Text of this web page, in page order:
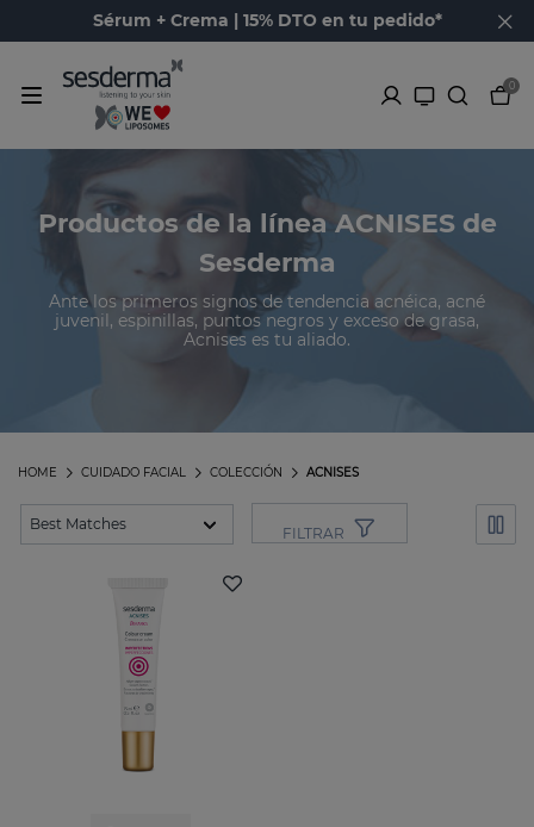
Sérum + Crema | 15% DTO en tu pedido*
0
Productos de la línea ACNISES de
Sesderma
Ante los primeros signos de tendencia acnéica, acné
juvenil, espinillas, puntos negros y exceso de grasa,
Acnises es tu aliado.
ACNISES
COLECCIÓN
CUIDADO FACIAL
HOME
FILTRAR